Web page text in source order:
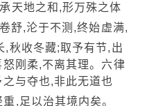
天地之和,形万殊之体
舒,沦于不测,终始虚满,
,秋收冬藏;取予有节,出
刚柔,不离其理。六律
与夺也,非此无道也
重,足以治其境内矣。